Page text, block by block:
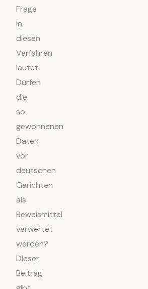
Frage
in
diesen
Verfahren
lautet:
Dürfen
die
so
gewonnenen
Daten
vor
deutschen
Gerichten
als
Beweismittel
verwertet
werden?
Dieser
Beitrag